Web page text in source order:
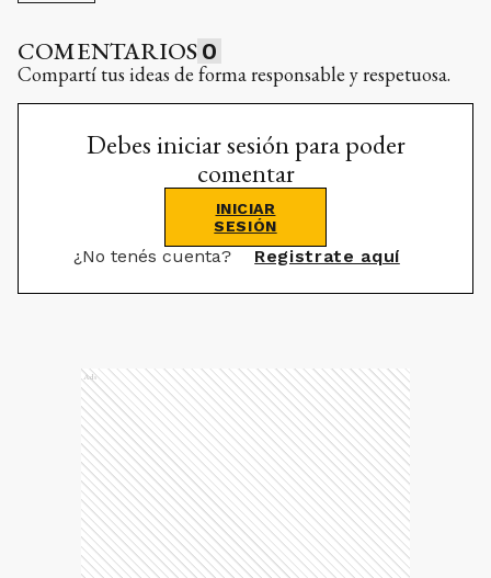
COMENTARIOS 0
Compartí tus ideas de forma responsable y respetuosa.
Debes iniciar sesión para poder
comentar
INICIAR
SESIÓN
¿No tenés cuenta? Registrate aquí
Ads